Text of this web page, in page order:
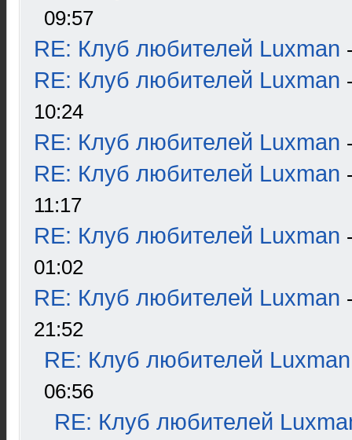
09:57
RE: Клуб любителей Luxman
RE: Клуб любителей Luxman
10:24
RE: Клуб любителей Luxman
RE: Клуб любителей Luxman
11:17
RE: Клуб любителей Luxman
01:02
RE: Клуб любителей Luxman
21:52
RE: Клуб любителей Luxman
06:56
RE: Клуб любителей